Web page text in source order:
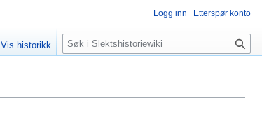
Logg inn Etterspør konto
Vis historikk
Søk